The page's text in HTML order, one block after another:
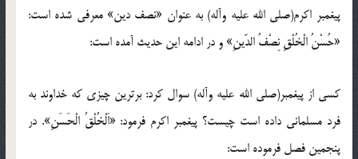
پیغمبر اکرم(صلی الله علیه وآله) به عنوان «نصف دین» معرفی شده است:
«حُسْنُ الْخُلْقِ نِصْفُ الدّینِ» و در ادامه این حدیث آمده است:
کسی از پیغمبر(صلی الله علیه وآله) سوال کرد: برترین چیزی که خداوند به
فرد مسلمانی داده است چیست؟ پیغمبر اکرم فرمود: «اَلْخُلْقُ الْحَسَنِ». در
پنجمین فصل فرموده است: